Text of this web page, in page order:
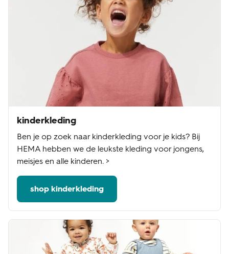
kinderkleding
Ben je op zoek naar kinderkleding voor je kids? Bij
HEMA hebben we de leukste kleding voor jongens,
meisjes en alle kinderen. >
shop kinderkleding